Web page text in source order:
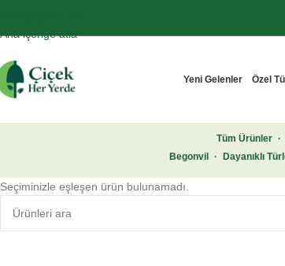
Ana içeriğe atla
Yeni Gelenler Özel
Tüm Ürünler ·
Begonvil
· Dayanıklı
Seçiminizle eşleşen ürün bulunamadı.